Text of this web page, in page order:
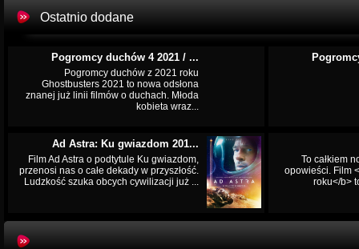
Ostatnio dodane
Pogromcy duchów 4 2021 / ...
Pogromcy duchów z 2021 roku
Ghostbusters 2021 to nowa odsłona
znanej już linii filmów o duchach. Młoda
kobieta wraz...
Ad Astra: Ku gwiazdom 201...
Film Ad Astra o podtytule Ku gwiazdom,
przenosi nas o całe dekady w przyszłość.
Ludzkość szuka obcych cywilizacji już ...
To całkiem
opowieści. Film
roku</b>